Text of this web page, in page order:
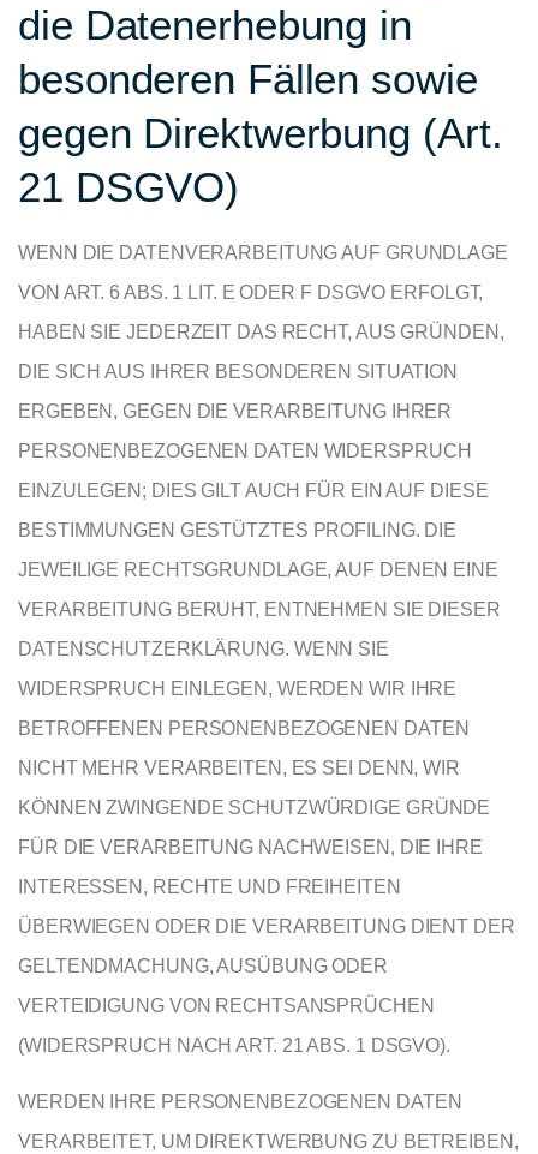
die Datenerhebung in
besonderen Fällen sowie
gegen Direktwerbung (Art.
21 DSGVO)
WENN DIE DATENVERARBEITUNG AUF GRUNDLAGE
VON ART. 6 ABS. 1 LIT. E ODER F DSGVO ERFOLGT,
HABEN SIE JEDERZEIT DAS RECHT, AUS GRÜNDEN,
DIE SICH AUS IHRER BESONDEREN SITUATION
ERGEBEN, GEGEN DIE VERARBEITUNG IHRER
PERSONENBEZOGENEN DATEN WIDERSPRUCH
EINZULEGEN; DIES GILT AUCH FÜR EIN AUF DIESE
BESTIMMUNGEN GESTÜTZTES PROFILING. DIE
JEWEILIGE RECHTSGRUNDLAGE, AUF DENEN EINE
VERARBEITUNG BERUHT, ENTNEHMEN SIE DIESER
DATENSCHUTZERKLÄRUNG. WENN SIE
WIDERSPRUCH EINLEGEN, WERDEN WIR IHRE
BETROFFENEN PERSONENBEZOGENEN DATEN
NICHT MEHR VERARBEITEN, ES SEI DENN, WIR
KÖNNEN ZWINGENDE SCHUTZWÜRDIGE GRÜNDE
FÜR DIE VERARBEITUNG NACHWEISEN, DIE IHRE
INTERESSEN, RECHTE UND FREIHEITEN
ÜBERWIEGEN ODER DIE VERARBEITUNG DIENT DER
GELTENDMACHUNG, AUSÜBUNG ODER
VERTEIDIGUNG VON RECHTSANSPRÜCHEN
(WIDERSPRUCH NACH ART. 21 ABS. 1 DSGVO).
WERDEN IHRE PERSONENBEZOGENEN DATEN
VERARBEITET, UM DIREKTWERBUNG ZU BETREIBEN,